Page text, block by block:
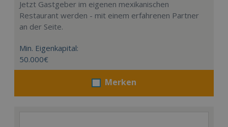
Jetzt Gastgeber im eigenen mexikanischen
Restaurant werden - mit einem erfahrenen Partner
an der Seite.
Min. Eigenkapital:
50.000€
Merken